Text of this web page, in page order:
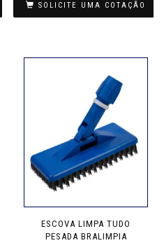
SOLICITE UMA COTAÇÃO
ESCOVA LIMPA TUDO
PESADA BRALIMPIA